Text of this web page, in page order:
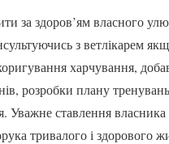
за здоров’ям власного
з ветлікарем
харчування,
розробки плану
Уважне ставлення
тривалого і здорового